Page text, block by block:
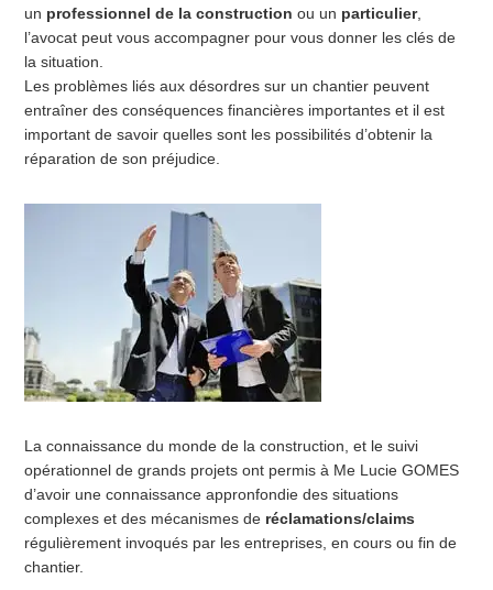
un professionnel de la construction ou un particulier,
l’avocat peut vous accompagner pour vous donner les clés de
la situation.
Les problèmes liés aux désordres sur un chantier peuvent
entraîner des conséquences financières importantes et il est
important de savoir quelles sont les possibilités d’obtenir la
réparation de son préjudice.
La connaissance du monde de la construction, et le suivi
opérationnel de grands projets ont permis à Me Lucie GOMES
d’avoir une connaissance appronfondie des situations
complexes et des mécanismes de réclamations/claims
régulièrement invoqués par les entreprises, en cours ou fin de
chantier.